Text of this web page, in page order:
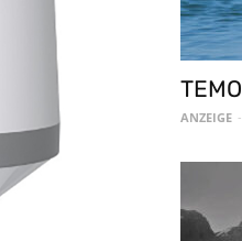
TEMO
ANZEIGE -